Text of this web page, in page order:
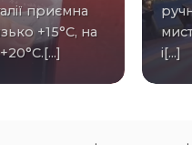
+15°C, на
і[...]